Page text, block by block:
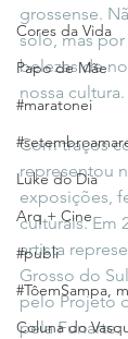
Cores da Vida
Papo de Mãe
#maratonei
Luke do Dia
Arq + Cine
#publi
#TôemSampa,
Coluna do
grossense.
solo, mas por
belezas de
nossa cultura.
Com traços
representou
exposições,
culturais. Em
artista
Grosso do
pelo Projeto
pela Funarte.